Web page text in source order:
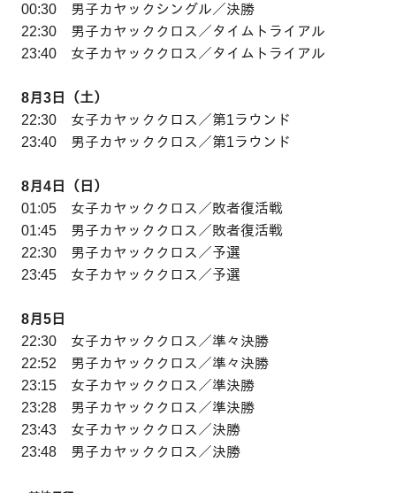
00:30 男子カヤックシングル／決勝
22:30 男子カヤッククロス／タイムトライアル
23:40 女子カヤッククロス／タイムトライアル
8月3日（土）
22:30 女子カヤッククロス／第1ラウンド
23:40 男子カヤッククロス／第1ラウンド
8月4日（日）
01:05 女子カヤッククロス／敗者復活戦
01:45 男子カヤッククロス／敗者復活戦
22:30 男子カヤッククロス／予選
23:45 女子カヤッククロス／予選
8月5日
22:30 女子カヤッククロス／準々決勝
22:52 男子カヤッククロス／準々決勝
23:15 女子カヤッククロス／準決勝
23:28 男子カヤッククロス／準決勝
23:43 女子カヤッククロス／決勝
23:48 男子カヤッククロス／決勝